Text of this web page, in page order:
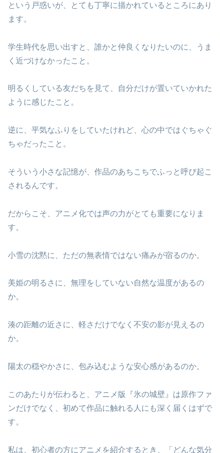
という戸惑いが、とても丁寧に描かれているところにあり
ます。
学生時代を思い出すと、誰かと仲良くなりたいのに、うま
く近づけなかったこと。
明るくしている友だちを見て、自分だけが置いていかれた
ように感じたこと。
逆に、平気なふりをしていたけれど、心の中ではぐちゃぐ
ちゃだったこと。
そういう小さな記憶が、作品のあちこちでふっと呼び起こ
されるんです。
だからこそ、アニメ化では声の力がとても重要になりま
す。
小雪の沈黙に、ただの無表情ではない痛みが宿るのか。
美姫の明るさに、無理をしていない自然な温度があるの
か。
湊の距離の近さに、軽さだけでなく不安の影が見えるの
か。
陽太の穏やかさに、包み込むような安心感があるのか。
このあたりが伝わると、アニメ版『氷の城壁』は原作ファ
ンだけでなく、初めて作品に触れる人にも深く届くはずで
す。
私は、初心者の方にアニメを紹介するとき、「どんな気分